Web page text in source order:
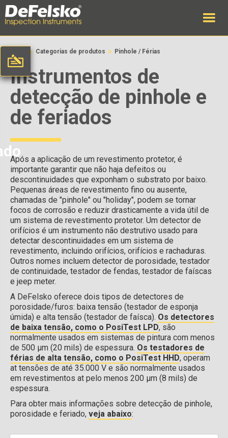
> Categorias de produtos > Pinhole / Férias
Instrumentos de
detecção de pinhole e
de feriados
Após a aplicação de um revestimento protetor, é
importante garantir que não haja defeitos ou
descontinuidades que exponham o substrato por baixo.
Pequenas áreas de revestimento fino ou ausente,
chamadas de "pinhole" ou "holiday", podem se tornar
focos de corrosão e reduzir drasticamente a vida útil de
um sistema de revestimento protetor. Um detector de
orifícios é um instrumento não destrutivo usado para
detectar descontinuidades em um sistema de
revestimento, incluindo orifícios, orifícios e rachaduras.
Outros nomes incluem detector de porosidade, testador
de continuidade, testador de fendas, testador de faíscas
e jeep meter.
A DeFelsko oferece dois tipos de detectores de
porosidade/furos: baixa tensão (testador de esponja
úmida) e alta tensão (testador de faísca). Os detectores
de baixa tensão, como o PosiTest LPD, são
normalmente usados em sistemas de pintura com menos
de 500 µm (20 mils) de espessura. Os testadores de
férias de alta tensão, como o PosiTest HHD, operam
at tensões de até 35.000 V e são normalmente usados
em revestimentos at pelo menos 200 µm (8 mils) de
espessura.
Para obter mais informações sobre detecção de pinhole,
porosidade e feriado, veja abaixo: